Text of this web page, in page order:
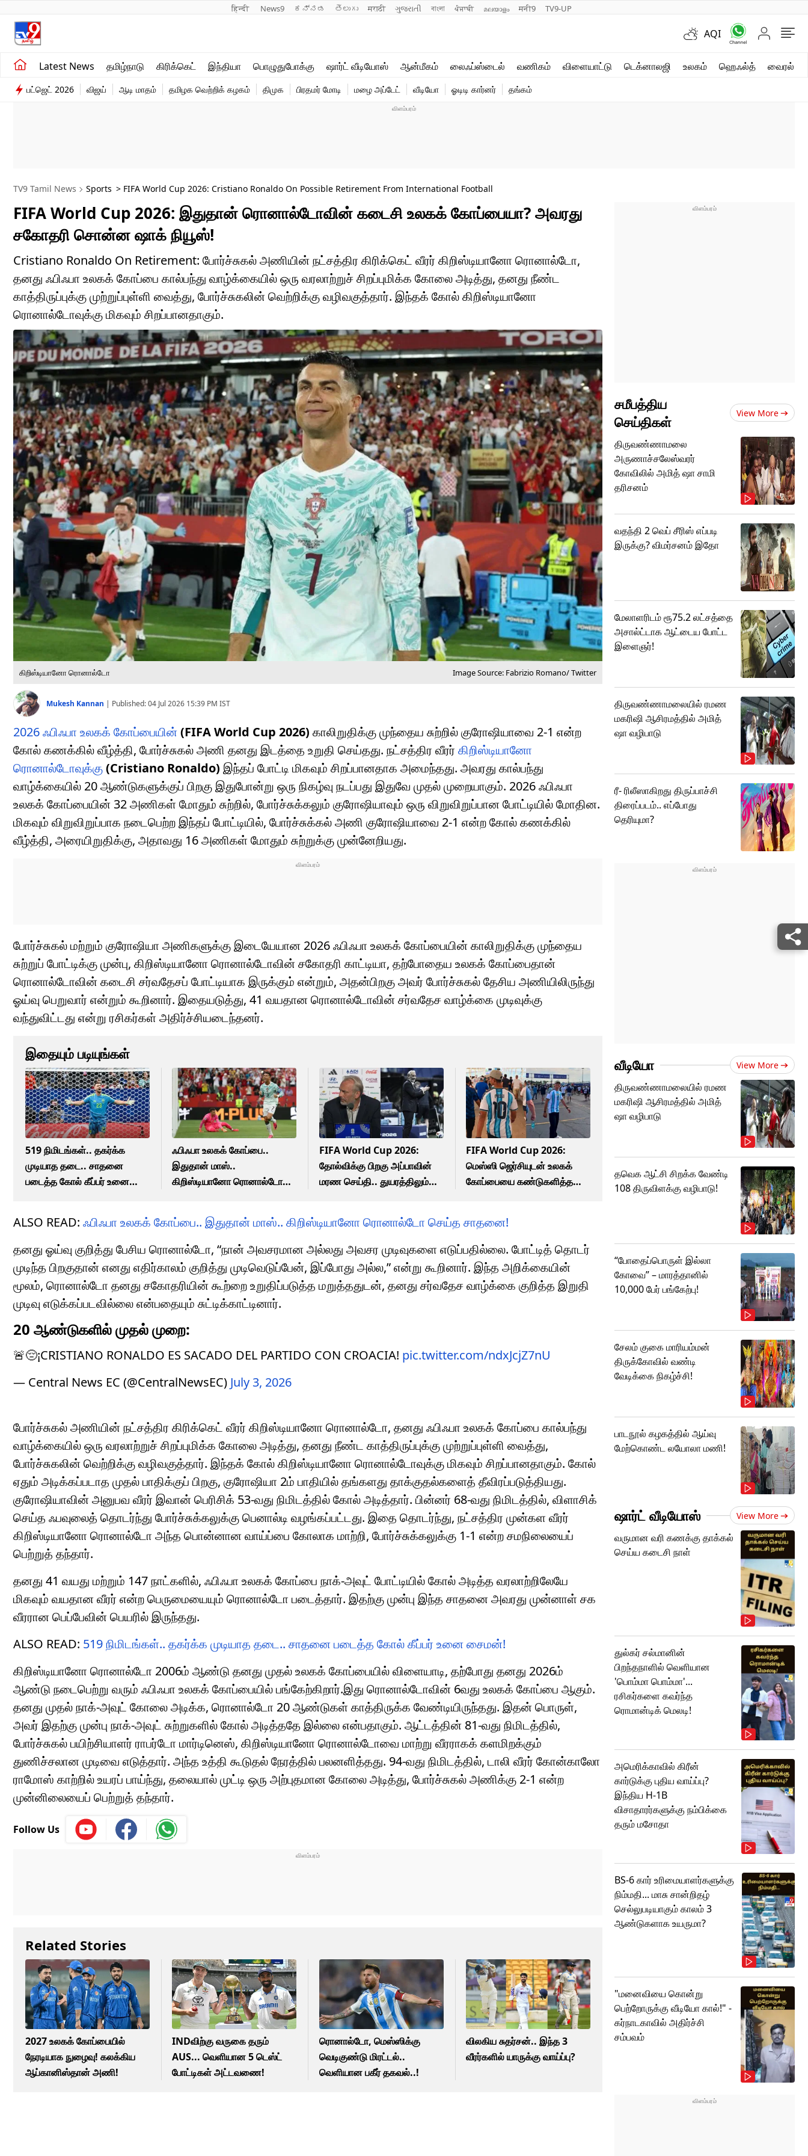
हिन्दी News9 ಕನ್ನಡ తెలుగు मराठी ગુજરાતી বাংলা ਪੰਜਾਬੀ മലയാളം मनी9 TV9-UP
AQI
Latest News தமிழ்நாடு கிரிக்கெட் இந்தியா பொழுதுபோக்கு ஷார்ட் வீடியோஸ் ஆன்மீகம் லைஃப்ஸ்டைல் வணிகம் விளையாட்டு டெக்னாலஜி உலகம் ஹெஃல்த் வைரல்
சமீபத்திய செய்திகள்
தமிழ்நாடு
விளையாட்டு
வணிகம்
வைரல்
பட்ஜெட் 2026 விஜய் ஆடி மாதம் தமிழக வெற்றிக் கழகம் திமுக பிரதமர் மோடி மழை அப்டேட் வீடியோ ஓடிடி கார்னர் தங்கம்
TV9 Tamil News Sports > FIFA World Cup 2026: Cristiano Ronaldo On Possible Retirement From International Football
FIFA World Cup 2026: இதுதான் ரொனால்டோவின் கடைசி உலகக் கோப்பையா? அவரது
சகோதரி சொன்ன ஷாக் நியூஸ்!
Cristiano Ronaldo On Retirement: போர்ச்சுகல் அணியின் நட்சத்திர கிரிக்கெட் வீரர் கிறிஸ்டியானோ ரொனால்டோ,
தனது ஃபிஃபா உலகக் கோப்பை கால்பந்து வாழ்க்கையில் ஒரு வரலாற்றுச் சிறப்புமிக்க கோலை அடித்து, தனது நீண்ட
காத்திருப்புக்கு முற்றுப்புள்ளி வைத்து, போர்ச்சுகலின் வெற்றிக்கு வழிவகுத்தார். இந்தக் கோல் கிறிஸ்டியானோ
ரொனால்டோவுக்கு மிகவும் சிறப்பானதாகும்.
கிறிஸ்டியானோ ரொனால்டோ Image Source: Fabrizio Romano/ Twitter
Mukesh Kannan | Published:04 Jul 2026 15:39 PM IST
2026 ஃபிஃபா உலகக் கோப்பையின்(FIFA World Cup 2026) காலிறுதிக்கு முந்தைய சுற்றில் குரோஷியாவை 2-1 என்ற
கோல் கணக்கில் வீழ்த்தி, போர்ச்சுகல் அணி தனது இடத்தை உறுதி செய்தது. நட்சத்திர வீரர் கிறிஸ்டியானோ
ரொனால்டோவுக்கு(Cristiano Ronaldo) இந்தப் போட்டி மிகவும் சிறப்பானதாக அமைந்தது. அவரது கால்பந்து
வாழ்க்கையில் 20 ஆண்டுகளுக்குப் பிறகு இதுபோன்று ஒரு நிகழ்வு நடப்பது இதுவே முதல் முறையாகும். 2026 ஃபிஃபா
உலகக் கோப்பையின் 32 அணிகள் மோதும் சுற்றில், போர்ச்சுக்கலும் குரோஷியாவும் ஒரு விறுவிறுப்பான போட்டியில் மோதின.
மிகவும் விறுவிறுப்பாக நடைபெற்ற இந்தப் போட்டியில், போர்ச்சுக்கல் அணி குரோஷியாவை 2-1 என்ற கோல் கணக்கில்
வீழ்த்தி, அரையிறுதிக்கு, அதாவது 16 அணிகள் மோதும் சுற்றுக்கு முன்னேறியது.
போர்ச்சுகல் மற்றும் குரோஷியா அணிகளுக்கு இடையேயான 2026 ஃபிஃபா உலகக் கோப்பையின் காலிறுதிக்கு முந்தைய
சுற்றுப் போட்டிக்கு முன்பு, கிறிஸ்டியானோ ரொனால்டோவின் சகோதரி காட்டியா, தற்போதைய உலகக் கோப்பைதான்
ரொனால்டோவின் கடைசி சர்வதேசப் போட்டியாக இருக்கும் என்றும், அதன்பிறகு அவர் போர்ச்சுகல் தேசிய அணியிலிருந்து
ஓய்வு பெறுவார் என்றும் கூறினார். இதையடுத்து, 41 வயதான ரொனால்டோவின் சர்வதேச வாழ்க்கை முடிவுக்கு
வந்துவிட்டது என்று ரசிகர்கள் அதிர்ச்சியடைந்தனர்.
இதையும் படியுங்கள்
519 நிமிடங்கள்.. தகர்க்க
முடியாத தடை.. சாதனை
படைத்த கோல் கீப்பர் உனை
ஃபிஃபா உலகக் கோப்பை..
இதுதான் மாஸ்..
கிறிஸ்டியானோ ரொனால்டோ
FIFA World Cup 2026:
தோல்விக்கு பிறகு அப்பாவின்
மரண செய்தி.. துயரத்திலும்
சம்பவம்!
FIFA World Cup 2026:
மெஸ்ஸி ஜெர்சியுடன் உலகக்
கோப்பையை கண்டுகளித்த
ALSO READ: ஃபிஃபா உலகக் கோப்பை.. இதுதான் மாஸ்.. கிறிஸ்டியானோ ரொனால்டோ செய்த சாதனை!
தனது ஓய்வு குறித்து பேசிய ரொனால்டோ, “நான் அவசரமான அல்லது அவசர முடிவுகளை எடுப்பதில்லை. போட்டித் தொடர்
முடிந்த பிறகுதான் எனது எதிர்காலம் குறித்து முடிவெடுப்பேன், இப்போது அல்ல,” என்று கூறினார். இந்த அறிக்கையின்
மூலம், ரொனால்டோ தனது சகோதரியின் கூற்றை உறுதிப்படுத்த மறுத்ததுடன், தனது சர்வதேச வாழ்க்கை குறித்த இறுதி
முடிவு எடுக்கப்படவில்லை என்பதையும் சுட்டிக்காட்டினார்.
20 ஆண்டுகளில் முதல் முறை:
🚨😔¡CRISTIANO RONALDO ES SACADO DEL PARTIDO CON CROACIA! pic.twitter.com/ndxJcjZ7nU
— Central News EC (@CentralNewsEC) July 3, 2026
போர்ச்சுகல் அணியின் நட்சத்திர கிரிக்கெட் வீரர் கிறிஸ்டியானோ ரொனால்டோ, தனது ஃபிஃபா உலகக் கோப்பை கால்பந்து
வாழ்க்கையில் ஒரு வரலாற்றுச் சிறப்புமிக்க கோலை அடித்து, தனது நீண்ட காத்திருப்புக்கு முற்றுப்புள்ளி வைத்து,
போர்ச்சுகலின் வெற்றிக்கு வழிவகுத்தார். இந்தக் கோல் கிறிஸ்டியானோ ரொனால்டோவுக்கு மிகவும் சிறப்பானதாகும். கோல்
ஏதும் அடிக்கப்படாத முதல் பாதிக்குப் பிறகு, குரோஷியா 2ம் பாதியில் தங்களது தாக்குதல்களைத் தீவிரப்படுத்தியது.
குரோஷியாவின் அனுபவ வீரர் இவான் பெரிசிக் 53-வது நிமிடத்தில் கோல் அடித்தார். பின்னர் 68-வது நிமிடத்தில், விளாசிக்
செய்த ஃபவுலைத் தொடர்ந்து போர்ச்சுக்கலுக்கு பெனால்டி வழங்கப்பட்டது. இதை தொடர்ந்து, நட்சத்திர முன்கள வீரர்
கிறிஸ்டியானோ ரொனால்டோ அந்த பொன்னான வாய்ப்பை கோலாக மாற்றி, போர்ச்சுக்கலுக்கு 1-1 என்ற சமநிலையைப்
பெற்றுத் தந்தார்.
தனது 41 வயது மற்றும் 147 நாட்களில், ஃபிஃபா உலகக் கோப்பை நாக்-அவுட் போட்டியில் கோல் அடித்த வரலாற்றிலேயே
மிகவும் வயதான வீரர் என்ற பெருமையையும் ரொனால்டோ படைத்தார். இதற்கு முன்பு இந்த சாதனை அவரது முன்னாள் சக
வீரரான பெப்பேவின் பெயரில் இருந்தது.
ALSO READ: 519 நிமிடங்கள்.. தகர்க்க முடியாத தடை.. சாதனை படைத்த கோல் கீப்பர் உனை சைமன்!
கிறிஸ்டியானோ ரொனால்டோ 2006ம் ஆண்டு தனது முதல் உலகக் கோப்பையில் விளையாடி, தற்போது தனது 2026ம்
ஆண்டு நடைபெற்று வரும் ஃபிஃபா உலகக் கோப்பையில் பங்கேற்கிறார்.இது ரொனால்டோவின் 6வது உலகக் கோப்பை ஆகும்.
தனது முதல் நாக்-அவுட் கோலை அடிக்க, ரொனால்டோ 20 ஆண்டுகள் காத்திருக்க வேண்டியிருந்தது. இதன் பொருள்,
அவர் இதற்கு முன்பு நாக்-அவுட் சுற்றுகளில் கோல் அடித்ததே இல்லை என்பதாகும். ஆட்டத்தின் 81-வது நிமிடத்தில்,
போர்ச்சுகல் பயிற்சியாளர் ராபர்டோ மார்டினெஸ், கிறிஸ்டியானோ ரொனால்டோவை மாற்று வீரராகக் களமிறக்கும்
துணிச்சலான முடிவை எடுத்தார். அந்த உத்தி கூடுதல் நேரத்தில் பலனளித்தது. 94-வது நிமிடத்தில், டாலி வீரர் கோன்காலோ
ராமோஸ் காற்றில் உயரப் பாய்ந்து, தலையால் முட்டி ஒரு அற்புதமான கோலை அடித்து, போர்ச்சுகல் அணிக்கு 2-1 என்ற
முன்னிலையைப் பெற்றுத் தந்தார்.
Follow Us
Related Stories
2027 உலகக் கோப்பையில்
நேரடியாக நுழைவு! கலக்கிய
ஆப்கானிஸ்தான் அணி!
INDவிற்கு வருகை தரும்
AUS... வெளியான 5 டெஸ்ட்
போட்டிகள் அட்டவணை!
ரொனால்டோ, மெஸ்ஸிக்கு
வெடிகுண்டு மிரட்டல்..
வெளியான பகீர் தகவல்..!
விலகிய சுதர்சன்.. இந்த 3
வீரர்களில் யாருக்கு வாய்ப்பு?
சமீபத்திய
செய்திகள்
View More
திருவண்ணாமலை
அருணாச்சலேஸ்வரர்
கோவிலில் அமித் ஷா சாமி
தரிசனம்
வதந்தி 2 வெப் சீரிஸ் எப்படி
இருக்கு? விமர்சனம் இதோ
மேலாளரிடம் ரூ75.2 லட்சத்தை
அசால்ட்டாக ஆட்டைய போட்ட
இளைஞர்!
திருவண்ணாமலையில் ரமண
மகரிஷி ஆசிரமத்தில் அமித்
ஷா வழிபாடு
ரீ- ரிலீஸாகிறது திருப்பாச்சி
திரைப்படம்.. எப்போது
தெரியுமா?
வீடியோ View More
திருவண்ணாமலையில் ரமண
மகரிஷி ஆசிரமத்தில் அமித்
ஷா வழிபாடு
தவெக ஆட்சி சிறக்க வேண்டி
108 திருவிளக்கு வழிபாடு!
“போதைப்பொருள் இல்லா
கோவை” – மாரத்தானில்
10,000 பேர் பங்கேற்பு!
சேலம் குகை மாரியம்மன்
திருக்கோவில் வண்டி
வேடிக்கை நிகழ்ச்சி!
பாடநூல் கழகத்தில் ஆய்வு
மேற்கொண்ட லயோலா மணி!
ஷார்ட் வீடியோஸ் View More
வருமான வரி கணக்கு தாக்கல்
செய்ய கடைசி நாள்
துல்கர் சல்மானின்
பிறந்தநாளில் வெளியான
'பொம்மா பொம்மா'...
ரசிகர்களை கவர்ந்த
ரொமான்டிக் மெலடி!
அமெரிக்காவில் கிரீன்
கார்டுக்கு புதிய வாய்ப்பு?
இந்திய H-1B
விசாதாரர்களுக்கு நம்பிக்கை
தரும் மசோதா
BS-6 கார் உரிமையாளர்களுக்கு
நிம்மதி... மாசு சான்றிதழ்
செல்லுபடியாகும் காலம் 3
ஆண்டுகளாக உயருமா?
"மனைவியை கொன்று
பெற்றோருக்கு வீடியோ கால்!" -
கர்நாடகாவில் அதிர்ச்சி
சம்பவம்